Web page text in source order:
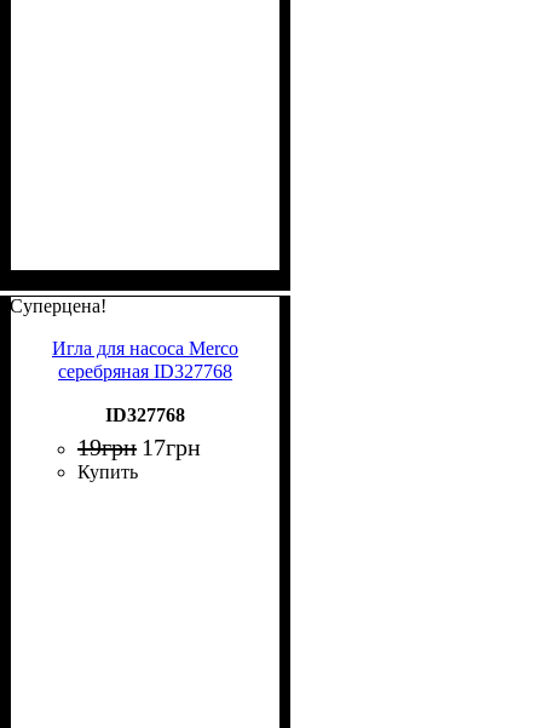
Суперцена!
Игла для насоса Merco
серебряная ID327768
ID327768
19грн 17грн
Купить